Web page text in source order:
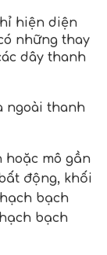
hiện diện
những thay
dây thanh
ngoài thanh
mô gần
động, khối
bạch
bạch